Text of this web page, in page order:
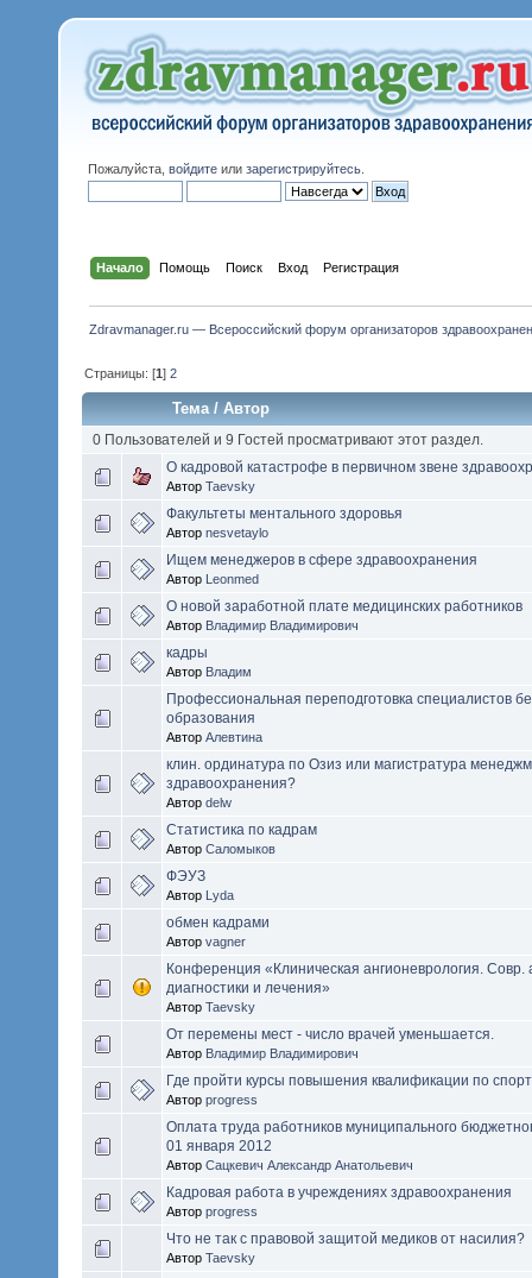
Пожалуйста, войдите или зарегистрируйтесь
Начало Помощь Поиск Вход Регистрация
Zdravmanager.ru — Всероссийский форум организаторов
Страницы: [1]2
Тема/Автор
0 Пользователей и 9 Гостей просматривают этот раздел.
О кадровой катастрофе в первичном звене
Автор Taevsky
Факультеты ментального здоровья
Автор nesvetaylo
Ищем менеджеров в сфере здравоохранения
Автор Leonmed
О новой заработной плате медицинских работников
Автор Владимир Владимирович
кадры
Автор Владим
Профессиональная переподготовка специалистов
образования
Автор Алевтина
клин. ординатура по Озиз или магистратура
здравоохранения?
Автор delw
Статистика по кадрам
Автор Саломыков
ФЭУЗ
Автор Lyda
обмен кадрами
Автор vagner
Конференция «Клиническая ангионеврология. Совр.
диагностики и лечения»
Автор Taevsky
От перемены мест - число врачей уменьшается.
Автор Владимир Владимирович
Где пройти курсы повышения квалификации по
Автор progress
Оплата труда работников муниципального
01 января 2012
Автор Сацкевич Александр Анатольевич
Кадровая работа в учреждениях здравоохранения
Автор progress
Что не так с правовой защитой медиков от насилия?
Автор Taevsky